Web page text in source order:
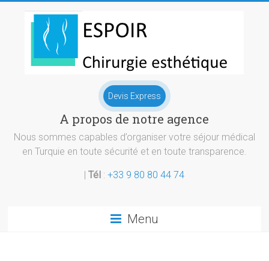
Chirurgie
esthetique
Turquie
Devis Express
A propos de notre agence
Nous sommes capables d’organiser votre séjour médical
en Turquie en toute sécurité et en toute transparence.
|Tél :+33 9 80 80 44 74
Menu